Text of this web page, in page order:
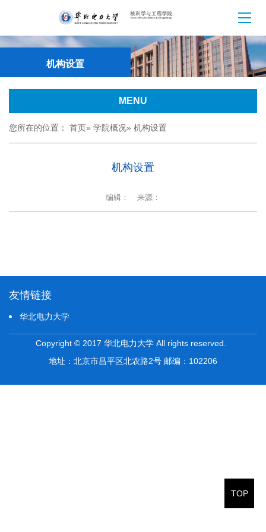
机构设置
MENU
您所在的位置： 首页» 学院概况» 机构设置
机构设置
编辑： 来源：
TOP
友情链接
华北电力大学
Copyright © 2017 华北电力大学 All rights reserved.
地址：北京市昌平区北农路2号 邮编：102206